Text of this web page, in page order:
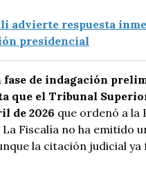
advierte respuesta
presidencial
fase de indagación
que el Tribunal
de 2026 que ordenó a la
Fiscalía no ha emitido
la citación judicial ya